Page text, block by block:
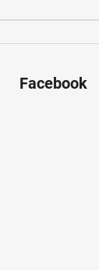
Facebook